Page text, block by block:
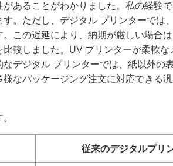
あることがわかりました。私の経験
。ただし、デジタル プリンターでは
この遅延により、納期が厳しい場合
較しました。UV プリンターが柔軟な
デジタル プリンターでは、紙以外の
なパッケージング注文に対応できる
従来のデジタルプリ